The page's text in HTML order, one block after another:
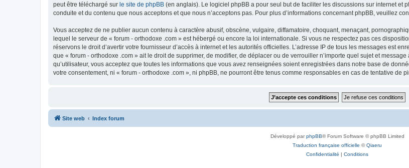
peut être téléchargé sur le site de phpBB (en anglais). Le logiciel phpBB a pour seul but de faciliter les discussions sur internet et
conduite et du contenu que nous acceptons et que nous n’acceptons pas. Pour plus d’informations concernant phpBB, veuillez
Vous acceptez de ne publier aucun contenu à caractère abusif, obscène, vulgaire, diffamatoire, choquant, menaçant,
lequel le serveur de « forum - orthodoxe .com » est hébergé ou encore la loi internationale. Si vous ne respectez pas ces
réservons le droit d’avertir votre fournisseur d’accès à internet et les autorités officielles. L’adresse IP de tous les messages est
que « forum - orthodoxe .com » ait le droit de supprimer, de modifier, de déplacer ou de verrouiller n’importe quel sujet et
qu’utilisateur, vous acceptez que toutes les informations que vous avez renseignées soient enregistrées dans notre base de
votre consentement, ni « forum - orthodoxe .com », ni phpBB, ne pourront être tenus comme responsables en cas de tentative de
Site web Index forum
Développé parphpBB® Forum Software © phpBB Limited
Traduction française officielle ©Qiaeru
Confidentialité | Conditions